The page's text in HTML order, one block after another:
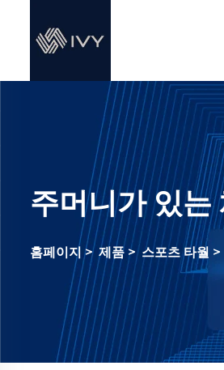
주머니가 있는
홈페이지 > 제품 > 스포츠 타월 >